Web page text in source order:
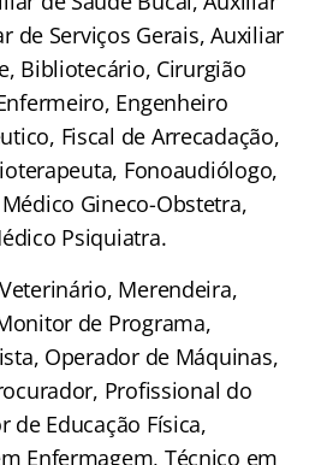
de Serviços Gerais, Auxiliar
Bibliotecário, Cirurgião
Engenheiro
Fiscal de Arrecadação,
Fonoaudiólogo,
Gineco-Obstetra,
Psiquiatra.
Merendeira,
de Programa,
Operador de Máquinas,
Profissional do
de Educação Física,
Enfermagem, Técnico em